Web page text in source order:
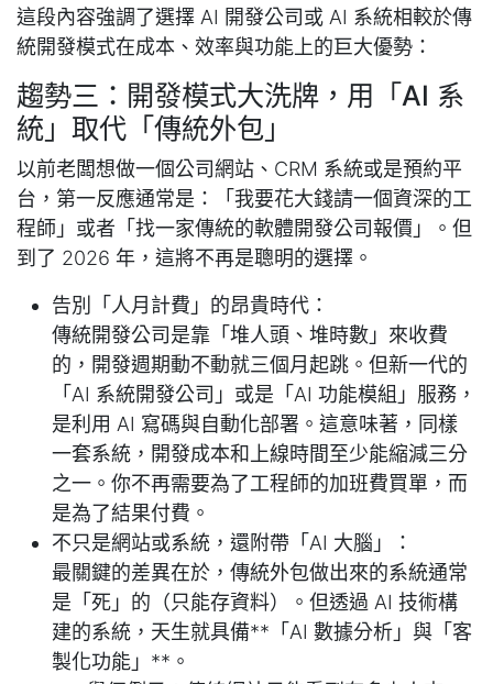
這段內容強調了選擇 AI 開發公司或 AI 系統相較於傳
統開發模式在成本、效率與功能上的巨大優勢：
趨勢三：開發模式大洗牌，用「AI 系
統」取代「傳統外包」
以前老闆想做一個公司網站、CRM 系統或是預約平
台，第一反應通常是：「我要花大錢請一個資深的工
程師」或者「找一家傳統的軟體開發公司報價」。但
到了 2026 年，這將不再是聰明的選擇。
告別「人月計費」的昂貴時代：
傳統開發公司是靠「堆人頭、堆時數」來收費
的，開發週期動不動就三個月起跳。但新一代的
「AI 系統開發公司」或是「AI 功能模組」服務，
是利用 AI 寫碼與自動化部署。這意味著，同樣
一套系統，開發成本和上線時間至少能縮減三分
之一。你不再需要為了工程師的加班費買單，而
是為了結果付費。
不只是網站或系統，還附帶「AI 大腦」：
最關鍵的差異在於，傳統外包做出來的系統通常
是「死」的（只能存資料）。但透過 AI 技術構
建的系統，天生就具備**「AI 數據分析」與「客
製化功能」**。